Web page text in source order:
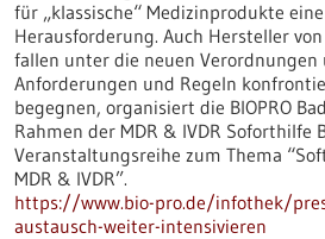
für „klassische“ Medizinprodukte
Herausforderung. Auch Hersteller
fallen unter die neuen
Anforderungen und Regeln
begegnen, organisiert die BIOPRO
Rahmen der MDR & IVDR Soforthilfe
Veranstaltungsreihe zum Thema
MDR & IVDR”.
https://www.bio-pro.de/infothek/
austausch-weiter-intensivieren